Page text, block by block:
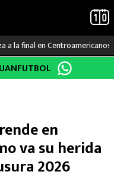
a la final en Centroamericanos
en
va su herida
2026